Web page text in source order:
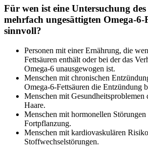
Für wen ist eine Untersuchung
mehrfach ungesättigten Omega-6-
sinnvoll?
Personen mit einer Ernährung, die
Fettsäuren enthält oder bei der das
Omega-6 unausgewogen ist.
Menschen mit chronischen
Omega-6-Fettsäuren die Entzündung
Menschen mit Gesundheitsproblemen
Haare.
Menschen mit hormonellen
Fortpflanzung.
Menschen mit kardiovaskulären
Stoffwechselstörungen.